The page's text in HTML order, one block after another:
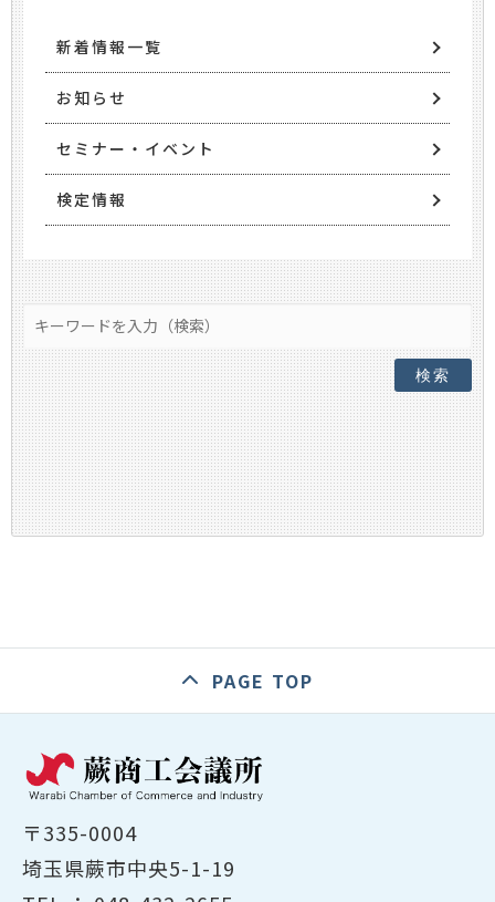
新着情報一覧
お知らせ
セミナー・イベント
検定情報
検索
PAGE TOP
〒335-0004
埼玉県蕨市中央5-1-19